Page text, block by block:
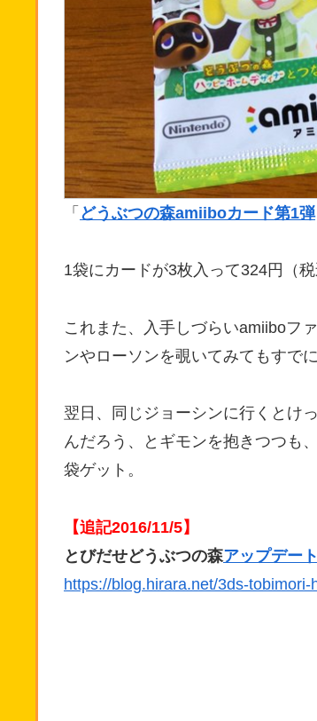
「 どうぶつの森amiiboカード第1弾
1袋にカードが3枚入って324円（税
これまた、入手しづらいamiiboフ
ンやローソンを覗いてみてもすでに
翌日、同じジョーシンに行くとけ
んだろう、とギモンを抱きつつも
袋ゲット。
【追記2016/11/5】
とびだせどうぶつの森アップデート
https://blog.hirara.net/3ds-tobimori-